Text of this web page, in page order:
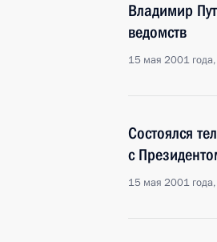
Владимир
ведомств
15 мая 2001
Состоялся
с
15 мая 2001